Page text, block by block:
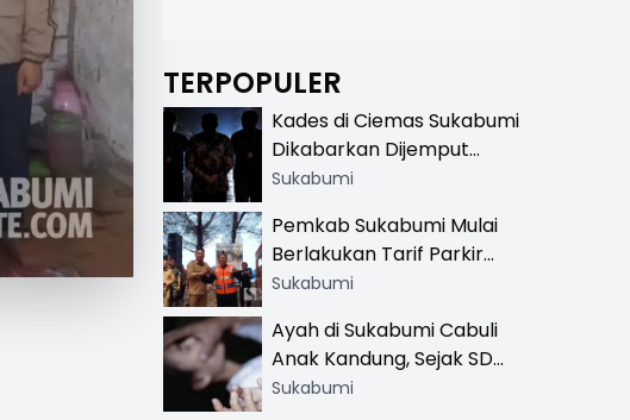
TERPOPULER
Kades di Ciemas Sukabumi
Dikabarkan Dijemput
Satnarkoba, Polisi
Sukabumi
Pemkab Sukabumi Mulai
Berlakukan Tarif Parkir
Resmi di 13 Lokasi Wisata,
Khusus
Sukabumi
Ayah di Sukabumi Cabuli
Anak Kandung, Sejak SD
Hingga SMA
Sukabumi